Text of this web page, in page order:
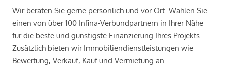
Wir beraten Sie gerne persönlich und vor Ort. Wählen Sie
einen von über 100 Infina-Verbundpartnern in Ihrer Nähe
für die beste und günstigste Finanzierung Ihres Projekts.
Zusätzlich bieten wir Immobiliendienstleistungen wie
Bewertung, Verkauf, Kauf und Vermietung an.